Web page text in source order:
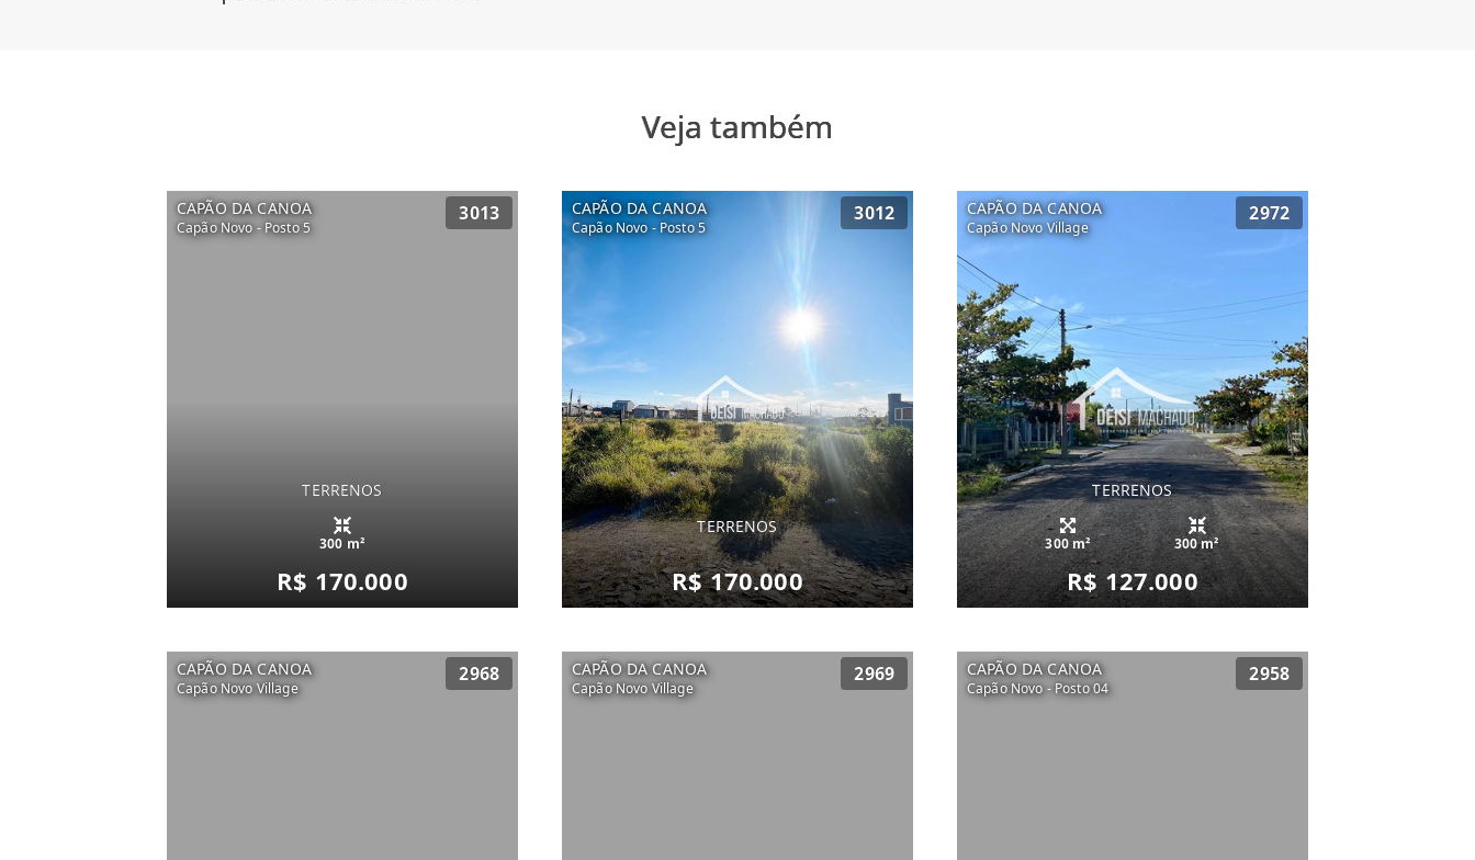
Veja também
CAPÃO DA CANOA
Capão Novo - Posto 5
3013
TERRENOS
300 m²
R$ 170.000
CAPÃO DA CANOA
Capão Novo - Posto 5
3012
TERRENOS
R$ 170.000
CAPÃO DA CANOA
Capão Novo Village
2972
TERRENOS
300 m² 300 m²
R$ 127.000
CAPÃO DA CANOA
Capão Novo Village
2968 CAPÃO DA CANOA
Capão Novo Village
2969 CAPÃO DA CANOA
Capão Novo - Posto 04
2958